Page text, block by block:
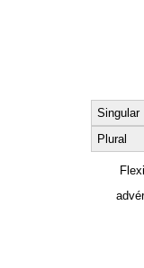
Singular
Plural